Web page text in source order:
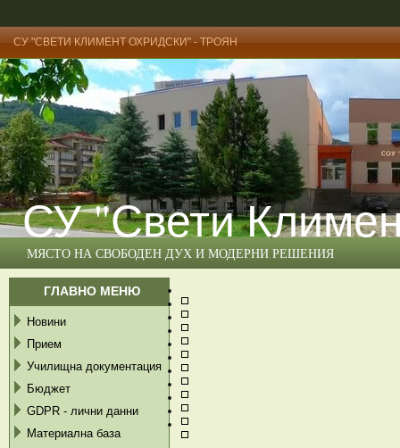
СУ "СВЕТИ КЛИМЕНТ ОХРИДСКИ" - ТРОЯН
СУ "Свети
МЯСТО НА СВОБОДЕН ДУХ И МОДЕРНИ РЕШЕНИЯ
ГЛАВНО МЕНЮ
Новини
Прием
Училищна документация
Бюджет
GDPR - лични данни
Материална база